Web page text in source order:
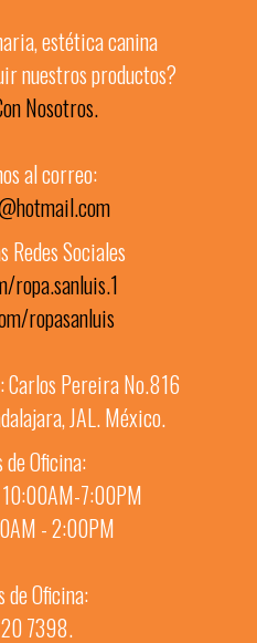
estética canina
nuestros productos?
Nosotros.
al correo:
Redes Sociales
ropa.sanluis.1
ropasanluis
Carlos Pereira No.816
JAL. México.
Oficina:
7:00PM
- 2:00PM
de Oficina:
7398.